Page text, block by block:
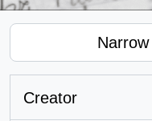
Creator